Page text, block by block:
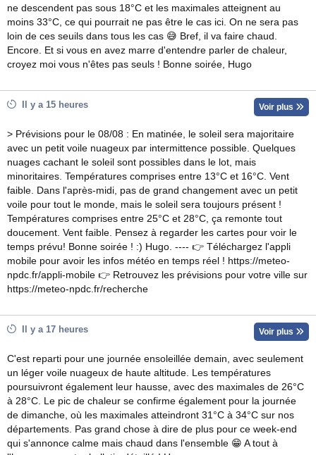
ne descendent pas sous 18°C et les maximales atteignent au
moins 33°C, ce qui pourrait ne pas être le cas ici. On ne sera pas
loin de ces seuils dans tous les cas 😅 Bref, il va faire chaud.
Encore. Et si vous en avez marre d'entendre parler de chaleur,
croyez moi vous n'êtes pas seuls ! Bonne soirée, Hugo
Il y a 15 heures Voir plus
> Prévisions pour le 08/08 : En matinée, le soleil sera majoritaire
avec un petit voile nuageux par intermittence possible. Quelques
nuages cachant le soleil sont possibles dans le lot, mais
minoritaires. Températures comprises entre 13°C et 16°C. Vent
faible. Dans l'après-midi, pas de grand changement avec un petit
voile pour tout le monde, mais le soleil sera toujours présent !
Températures comprises entre 25°C et 28°C, ça remonte tout
doucement. Vent faible. Pensez à regarder les cartes pour voir le
temps prévu! Bonne soirée ! :) Hugo. ---- 👉 Téléchargez l'appli
mobile pour avoir les infos météo en temps réel ! https://meteo-
npdc.fr/appli-mobile 👉 Retrouvez les prévisions pour votre ville sur
https://meteo-npdc.fr/recherche
Il y a 17 heures Voir plus
C'est reparti pour une journée ensoleillée demain, avec seulement
un léger voile nuageux de haute altitude. Les températures
poursuivront également leur hausse, avec des maximales de 26°C
à 28°C. Le pic de chaleur se confirme également pour la journée
de dimanche, où les maximales atteindront 31°C à 34°C sur nos
départements. Pas grand chose à dire de plus pour ce week-end
qui s'annonce calme mais chaud dans l'ensemble 😁 A tout à